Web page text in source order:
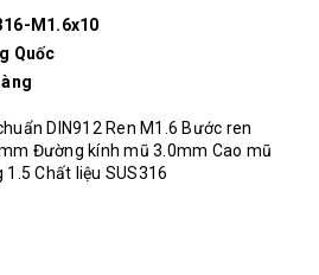
M1.6x10
Quốc
DIN912 Ren M1.6 Bước ren
Đường kính mũ 3.0mm Cao mũ
Chất liệu SUS316